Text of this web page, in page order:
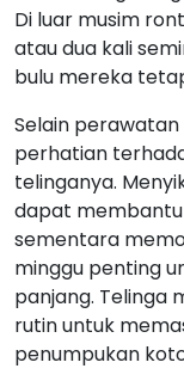
Di luar musim
atau dua kali
bulu mereka
Selain
perhatian
telinganya.
dapat
sementara
minggu penting
panjang. Telinga
rutin untuk
penumpukan